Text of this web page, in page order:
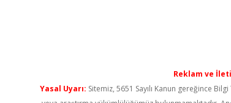
Reklam ve
Yasal Uyarı: Sitemiz, 5651 Sayılı Kanun gereğince